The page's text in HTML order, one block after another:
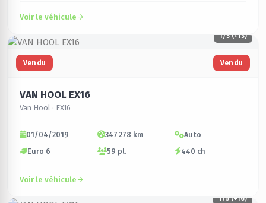
Voir le véhicule
1/5 (+13)
Vendu Vendu
VAN HOOL EX16
Van Hool · EX16
01/04/2019 347 278 km
Auto
Euro 6
59 pl. 440 ch
Voir le véhicule
1/5 (+16)